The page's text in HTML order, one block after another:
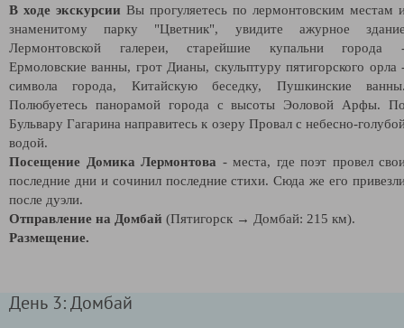
В ходе экскурсии Вы прогуляетесь по лермонтовским местам
знаменитому парку "Цветник", увидите ажурное
Лермонтовской галереи, старейшие купальни города
Ермоловские ванны, грот Дианы, скульптуру пятигорского орла
символа города, Китайскую беседку, Пушкинские
Полюбуетесь панорамой города с высоты Эоловой Арфы.
Бульвару Гагарина направитесь к озеру Провал с небесно-
водой.
Посещение Домика Лермонтова - места, где поэт провел
последние дни и сочинил последние стихи. Сюда же его
после дуэли.
Отправление на Домбай (Пятигорск → Домбай: 215 км).
Размещение.
День 3: Домбай